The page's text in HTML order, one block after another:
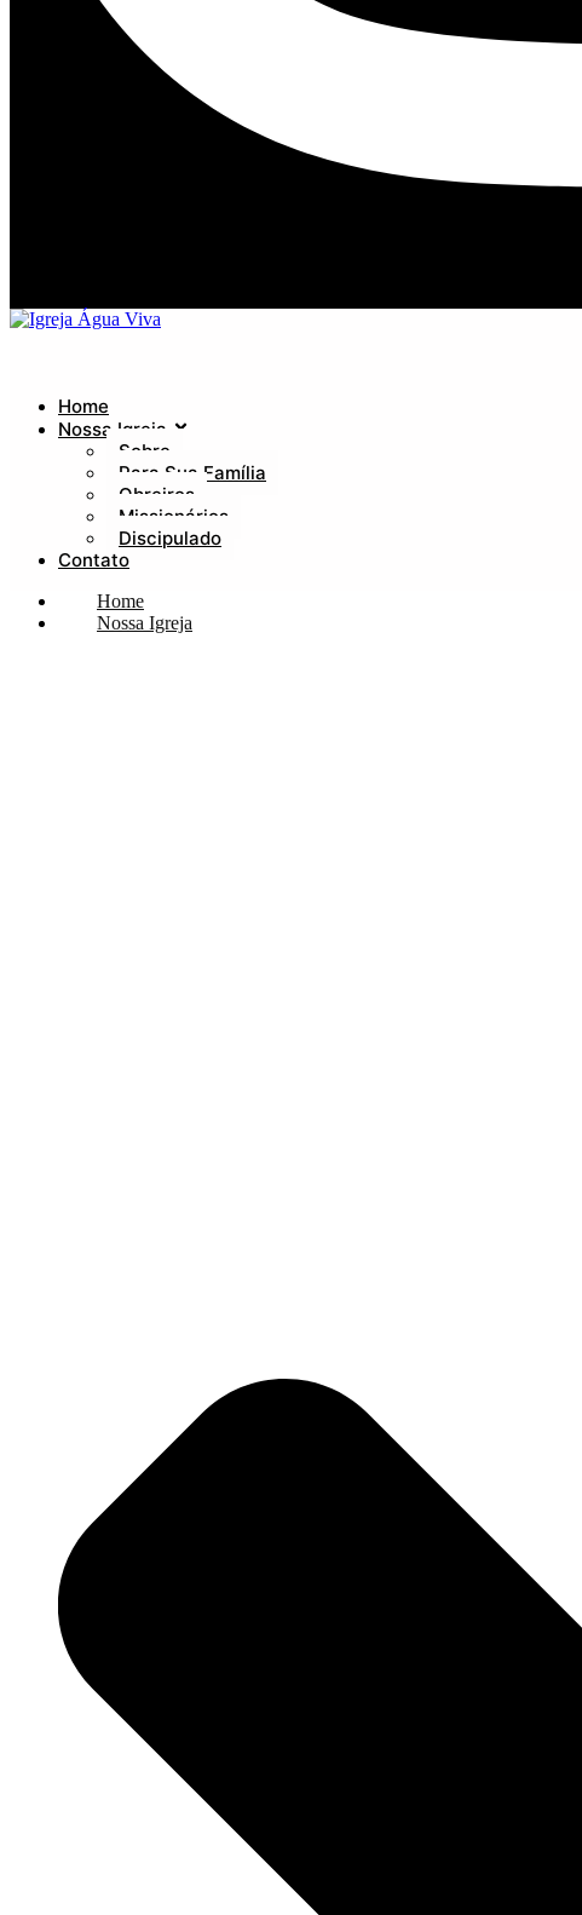
Home
Nossa Igreja
Sobre
Para Sua Família
Obreiros
Missionários
Discipulado
Contato
Home
Nossa Igreja